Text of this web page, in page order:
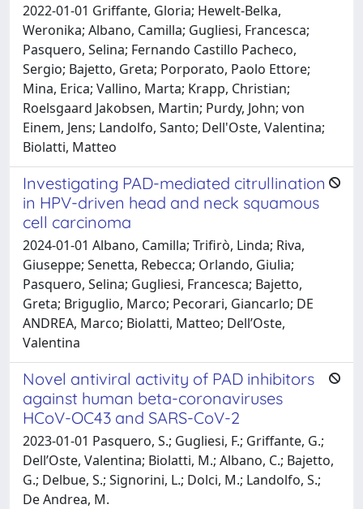
2022-01-01 Griffante, Gloria; Hewelt-Belka,
Weronika; Albano, Camilla; Gugliesi, Francesca;
Pasquero, Selina; Fernando Castillo Pacheco,
Sergio; Bajetto, Greta; Porporato, Paolo Ettore;
Mina, Erica; Vallino, Marta; Krapp, Christian;
Roelsgaard Jakobsen, Martin; Purdy, John; von
Einem, Jens; Landolfo, Santo; Dell'Oste, Valentina;
Biolatti, Matteo
Investigating PAD-mediated citrullination
in HPV-driven head and neck squamous
cell carcinoma
2024-01-01 Albano, Camilla; Trifirò, Linda; Riva,
Giuseppe; Senetta, Rebecca; Orlando, Giulia;
Pasquero, Selina; Gugliesi, Francesca; Bajetto,
Greta; Briguglio, Marco; Pecorari, Giancarlo; DE
ANDREA, Marco; Biolatti, Matteo; Dell’Oste,
Valentina
Novel antiviral activity of PAD inhibitors
against human beta-coronaviruses
HCoV-OC43 and SARS-CoV-2
2023-01-01 Pasquero, S.; Gugliesi, F.; Griffante, G.;
Dell’Oste, Valentina; Biolatti, M.; Albano, C.; Bajetto,
G.; Delbue, S.; Signorini, L.; Dolci, M.; Landolfo, S.;
De Andrea, M.